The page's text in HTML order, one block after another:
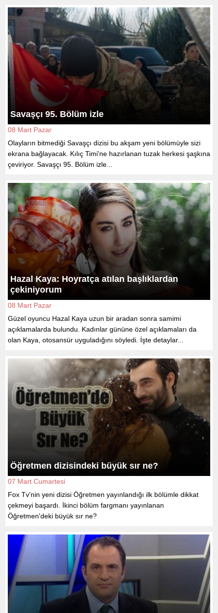
Savaşçı 95. Bölüm izle
08 Mart Pazar
Olayların bitmediği Savaşçı dizisi bu akşam yeni bölümüyle sizi
ekrana bağlayacak. Kılıç Timi'ne hazırlanan tuzak herkesi şaşkına
çeviriyor. Savaşçı 95. Bölüm izle...
Hazal Kaya: Hoyratça atılan başlıklardan
çekiniyorum
08 Mart Pazar
Güzel oyuncu Hazal Kaya uzun bir aradan sonra samimi
açıklamalarda bulundu. Kadınlar gününe özel açıklamaları da
olan Kaya, otosansür uyguladığını söyledi. İşte detaylar...
Öğretmen dizisindeki büyük sır ne?
07 Mart Cumartesi
Fox Tv'nin yeni dizisi Öğretmen yayınlandığı ilk bölümle dikkat
çekmeyi başardı. İkinci bölüm fargmanı yayınlanan
Öğretmen'deki büyük sır ne?